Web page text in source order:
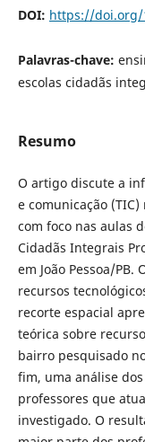
DOI: https://doi.org/
Palavras-chave:
escolas cidadãs
Resumo
O artigo discute a
e comunicação
com foco nas aulas
Cidadãs Integrais
em João Pessoa/
recursos
recorte espacial
teórica sobre
bairro pesquisado
fim, uma análise
professores que
investigado. O